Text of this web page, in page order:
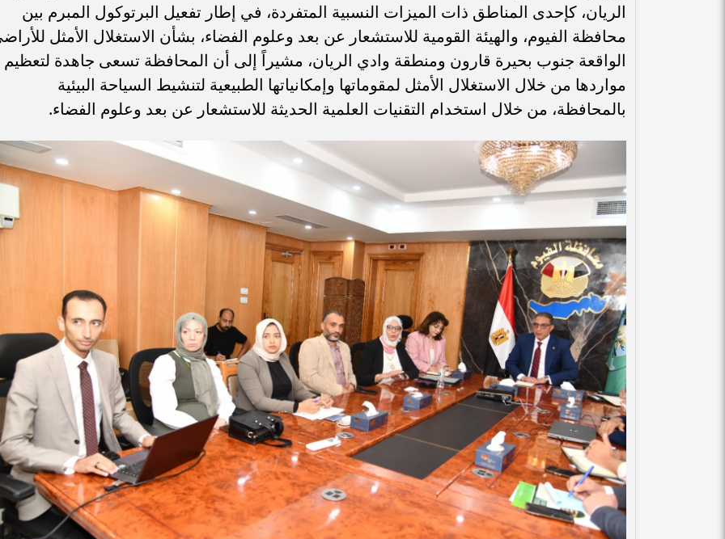
الريان، كإحدى المناطق ذات الميزات النسبية المتفردة، في إطار تفعيل البرتوكول المبرم بين
محافظة الفيوم، والهيئة القومية للاستشعار عن بعد وعلوم الفضاء، بشأن الاستغلال الأمثل
الواقعة جنوب بحيرة قارون ومنطقة وادي الريان، مشيراً إلى أن المحافظة تسعى جاهدة لتعظيم
مواردها من خلال الاستغلال الأمثل لمقوماتها وإمكانياتها الطبيعية لتنشيط السياحة البيئية
بالمحافظة، من خلال استخدام التقنيات العلمية الحديثة للاستشعار عن بعد وعلوم الفضاء.